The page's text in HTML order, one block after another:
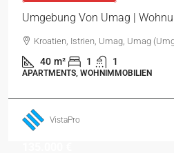
Umgebung Von Umag |
Kroatien, Istrien, Umag, Umag
40 m² 1 1
APARTMENTS, WOHNIMMOBILIEN
VistaPro